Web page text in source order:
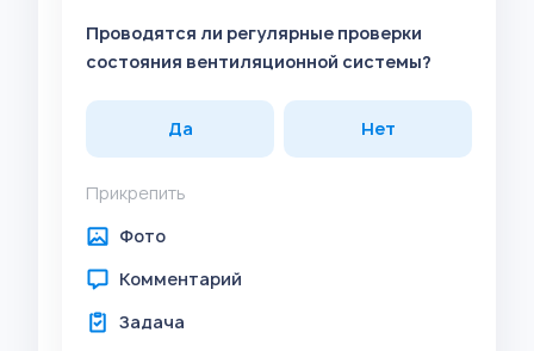
Проводятся ли регулярные проверки
состояния вентиляционной системы?
Да Нет
Прикрепить
Фото
Комментарий
Задача